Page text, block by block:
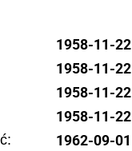
1958-11-22
1958-11-22
1958-11-22
1958-11-22
1962-09-01